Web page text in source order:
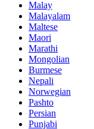
Malay
Malayalam
Maltese
Maori
Marathi
Mongolian
Burmese
Nepali
Norwegian
Pashto
Persian
Punjabi